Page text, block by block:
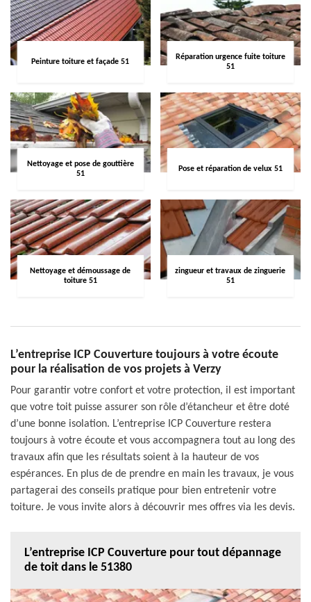
Peinture toiture et façade 51
Réparation urgence fuite toiture
51
Nettoyage et pose de gouttière
51
Pose et réparation de velux 51
Nettoyage et démoussage de
toiture 51
zingueur et travaux de zinguerie
51
L’entreprise ICP Couverture toujours à votre écoute
pour la réalisation de vos projets à Verzy
Pour garantir votre confort et votre protection, il est important
que votre toit puisse assurer son rôle d’étancheur et être doté
d’une bonne isolation. L’entreprise ICP Couverture restera
toujours à votre écoute et vous accompagnera tout au long des
travaux afin que les résultats soient à la hauteur de vos
espérances. En plus de de prendre en main les travaux, je vous
partagerai des conseils pratique pour bien entretenir votre
toiture. Je vous invite alors à découvrir mes offres via les devis.
L’entreprise ICP Couverture pour tout dépannage
de toit dans le 51380